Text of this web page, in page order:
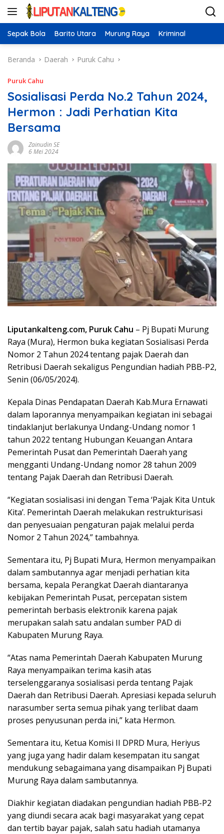
Langsung
Sepak Bola Barito Utara Murung Raya Kriminal
Beranda Daerah Puruk Cahu
Puruk Cahu
Sosialisasi Perda No.2 Tahun 2024,
Hermon : Jadi Perhatian Kita
Bersama
Zainudin SE
6 Mei 2024
Liputankalteng.com, Puruk Cahu – Pj Bupati Murung
Raya (Mura), Hermon buka kegiatan Sosialisasi Perda
Nomor 2 Tahun 2024 tentang pajak Daerah dan
Retribusi Daerah sekaligus Pengundian hadiah PBB-P2,
Senin (06/05/2024).
Kepala Dinas Pendapatan Daerah Kab.Mura Ernawati
dalam laporannya menyampaikan kegiatan ini sebagai
tindaklanjut berlakunya Undang-Undang nomor 1
tahun 2022 tentang Hubungan Keuangan Antara
Pemerintah Pusat dan Pemerintah Daerah yang
mengganti Undang-Undang nomor 28 tahun 2009
tentang Pajak Daerah dan Retribusi Daerah.
“Kegiatan sosialisasi ini dengan Tema ‘Pajak Kita Untuk
Kita’. Pemerintah Daerah melakukan restrukturisasi
dan penyesuaian pengaturan pajak melalui perda
Nomor 2 Tahun 2024,” tambahnya.
Sementara itu, Pj Bupati Mura, Hermon menyampaikan
dalam sambutannya agar menjadi perhatian kita
bersama, kepala Perangkat Daerah diantaranya
kebijakan Pemerintah Pusat, percepatan sistem
pemerintah berbasis elektronik karena pajak
merupakan salah satu andalan sumber PAD di
Kabupaten Murung Raya.
“Atas nama Pemerintah Daerah Kabupaten Murung
Raya menyampaikan terima kasih atas
terselenggaranya sosialisasi perda tentang Pajak
Daerah dan Retribusi Daerah. Apresiasi kepada seluruh
narasumber serta semua pihak yang terlibat daam
proses penyusunan perda ini,” kata Hermon.
Sementara itu, Ketua Komisi II DPRD Mura, Heriyus
yang juga yang hadir dalam kesempatan itu sangat
mendukung sebagaimana yang disampaikan Pj Bupati
Murung Raya dalam sambutannya.
Diakhir kegiatan diadakan pengundian hadiah PBB-P2
yang diundi secara acak bagi masyarakat yang cepat
dan tertib bayar pajak, salah satu hadiah utamanya